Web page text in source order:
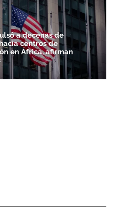
a decenas de
centros de
en África, afirman